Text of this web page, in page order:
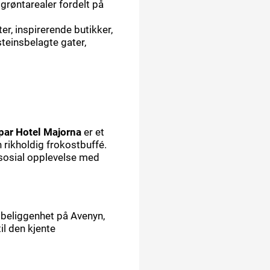
fordelt på
inspirerende butikker,
gater,
Hotel Majorna er et
rikholdig frokostbuffé.
opplevelse med
på Avenyn,
den kjente